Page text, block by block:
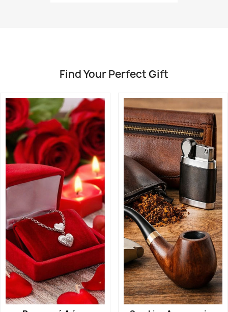
Find Your Perfect Gift